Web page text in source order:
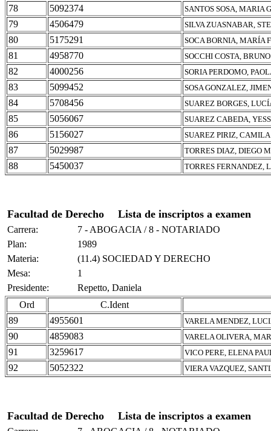
78 5092374 SANTOS SOSA, MARIA
79 4506479 SILVA ZUASNABAR,
80 5175291 SOCA BORNIA, MARÍA
81 4958770 SOCCHI COSTA,
82 4000256 SORIA PERDOMO,
83 5099452 SOSA GONZALEZ,
84 5708456 SUAREZ BORGES,
85 5056067 SUAREZ CABEDA,
86 5156027 SUAREZ PIRIZ,
87 5029987 TORRES DIAZ, DIEGO
88 5450037 TORRES FERNANDEZ,
Facultad de Derecho Lista de inscriptos a examen
Carrera:
7 - ABOGACIA / 8 - NOTARIADO
Plan:
1989
Materia:
(11.4) SOCIEDAD Y DERECHO
Mesa:
1
Presidente:
Repetto, Daniela
Ord
C.Ident
89
4955601 VARELA MENDEZ,
90 4859083 VARELA OLIVERA,
91 3259617 VICO PERE, ELENA
92 5052322 VIERA VAZQUEZ,
Facultad de Derecho Lista de inscriptos a examen